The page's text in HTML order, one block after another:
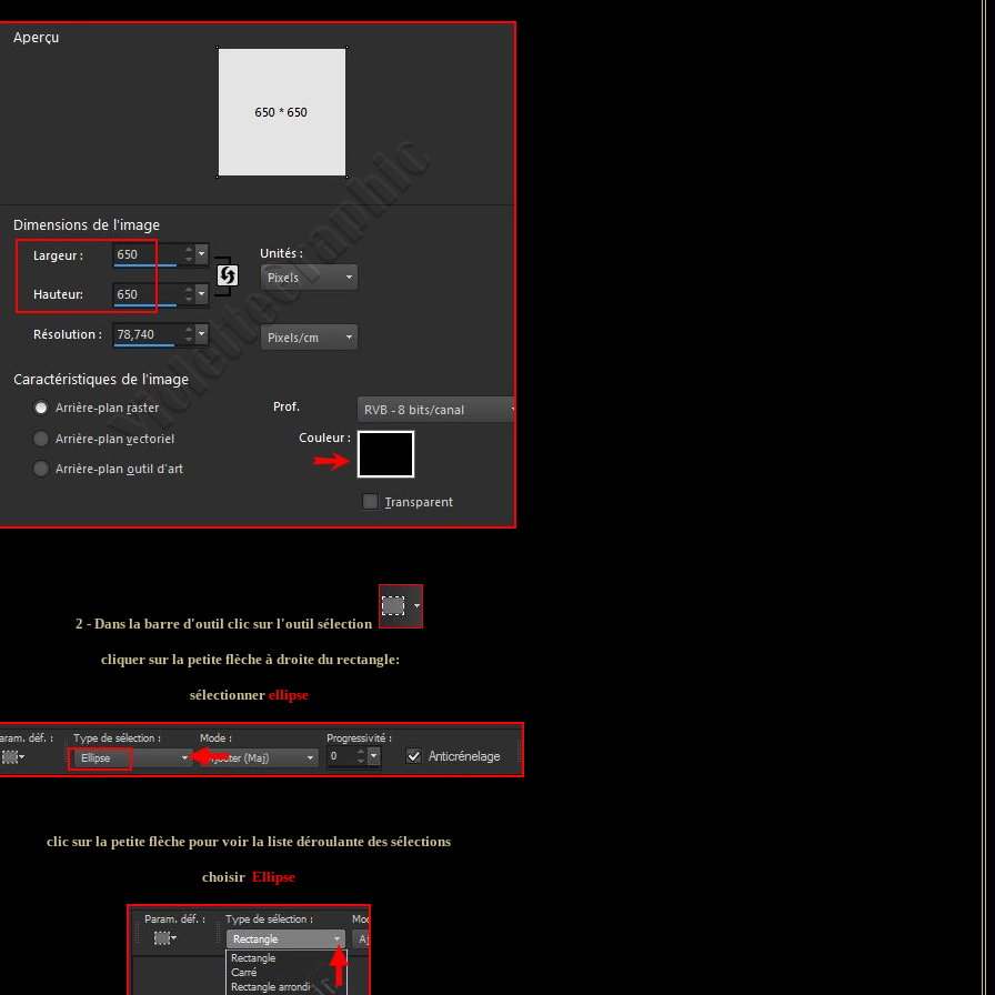
2 - Dans la barre d'outil clic sur l'outil sélection
cliquer sur la petite flèche à droite du rectangle:
sélectionner ellipse
clic sur la petite flèche pour voir la liste déroulante des sélections
choisir Ellipse